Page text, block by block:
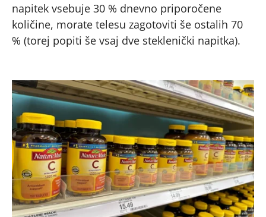
napitek vsebuje 30 % dnevno priporočene
količine, morate telesu zagotoviti še ostalih 70
% (torej popiti še vsaj dve steklenički napitka).